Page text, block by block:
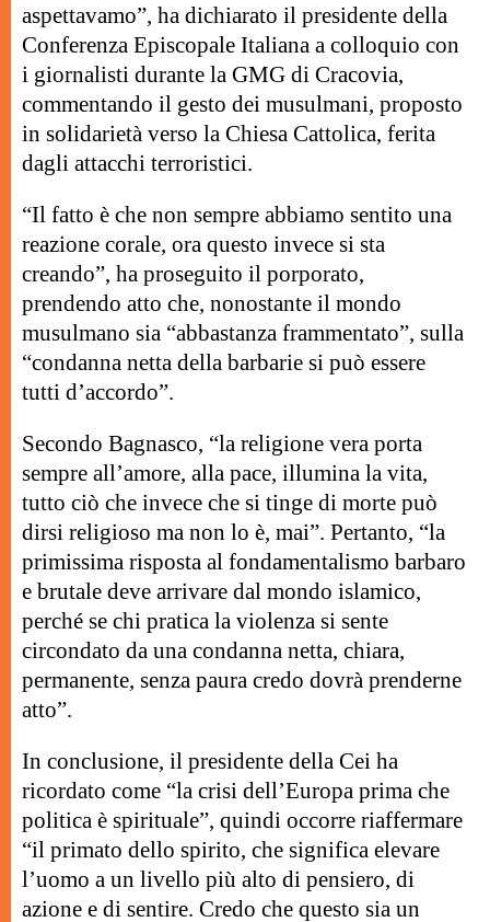
aspettavamo”, ha dichiarato il presidente della
Conferenza Episcopale Italiana a colloquio con
i giornalisti durante la GMG di Cracovia,
commentando il gesto dei musulmani, proposto
in solidarietà verso la Chiesa Cattolica, ferita
dagli attacchi terroristici.
“Il fatto è che non sempre abbiamo sentito una
reazione corale, ora questo invece si sta
creando”, ha proseguito il porporato,
prendendo atto che, nonostante il mondo
musulmano sia “abbastanza frammentato”, sulla
“condanna netta della barbarie si può essere
tutti d’accordo”.
Secondo Bagnasco, “la religione vera porta
sempre all’amore, alla pace, illumina la vita,
tutto ciò che invece che si tinge di morte può
dirsi religioso ma non lo è, mai”. Pertanto, “la
primissima risposta al fondamentalismo barbaro
e brutale deve arrivare dal mondo islamico,
perché se chi pratica la violenza si sente
circondato da una condanna netta, chiara,
permanente, senza paura credo dovrà prenderne
atto”.
In conclusione, il presidente della Cei ha
ricordato come “la crisi dell’Europa prima che
politica è spirituale”, quindi occorre riaffermare
“il primato dello spirito, che significa elevare
l’uomo a un livello più alto di pensiero, di
azione e di sentire. Credo che questo sia un